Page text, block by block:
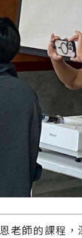
老師的課程